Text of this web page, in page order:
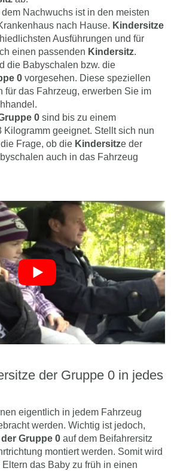
Nachwuchs ist in den meisten
nach Hause. Kindersitze
Ausführungen und für
einen passenden Kindersitz.
die Babyschalen bzw. die
0 vorgesehen. Diese speziellen
für das Fahrzeug, erwerben Sie im
0 sind bis zu einem
Kilogramm geeignet. Stellt sich nun
Frage, ob die Kindersitze der
auch in das Fahrzeug
der Gruppe 0 in jedes
eigentlich in jedem Fahrzeug
werden. Wichtig ist jedoch,
Gruppe 0 auf dem Beifahrersitz
montiert werden. Somit wird
das Baby zu früh in einen